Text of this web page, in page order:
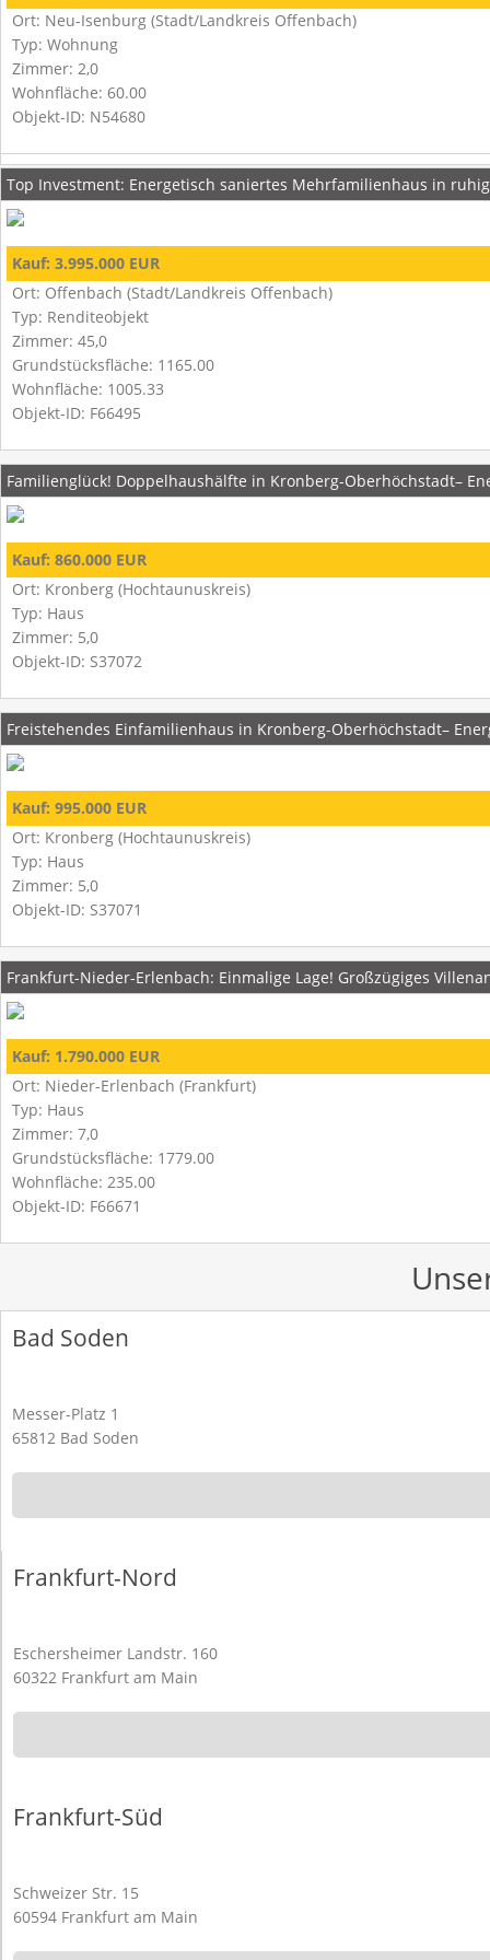
Ort: Neu-Isenburg (Stadt/Landkreis Offenbach)
Typ: Wohnung
Zimmer: 2,0
Wohnfläche: 60.00
Objekt-ID: N54680
Top Investment: Energetisch saniertes Mehrfamilienhaus in
Kauf: 3.995.000 EUR
Ort: Offenbach (Stadt/Landkreis Offenbach)
Typ: Renditeobjekt
Zimmer: 45,0
Grundstücksfläche: 1165.00
Wohnfläche: 1005.33
Objekt-ID: F66495
Familienglück! Doppelhaushälfte in Kronberg-Oberhöchstadt–
Kauf: 860.000 EUR
Ort: Kronberg (Hochtaunuskreis)
Typ: Haus
Zimmer: 5,0
Objekt-ID: S37072
Freistehendes Einfamilienhaus in Kronberg-Oberhöchstadt–
Kauf: 995.000 EUR
Ort: Kronberg (Hochtaunuskreis)
Typ: Haus
Zimmer: 5,0
Objekt-ID: S37071
Frankfurt-Nieder-Erlenbach: Einmalige Lage! Großzügiges
Kauf: 1.790.000 EUR
Ort: Nieder-Erlenbach (Frankfurt)
Typ: Haus
Zimmer: 7,0
Grundstücksfläche: 1779.00
Wohnfläche: 235.00
Objekt-ID: F66671
Bad Soden
Messer-Platz 1
65812 Bad Soden
Frankfurt-Nord
Eschersheimer Landstr. 160
60322 Frankfurt am Main
Frankfurt-Süd
Schweizer Str. 15
60594 Frankfurt am Main